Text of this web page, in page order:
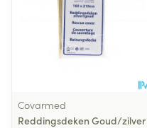
Covarmed
Reddingsdeken Goud/zilver